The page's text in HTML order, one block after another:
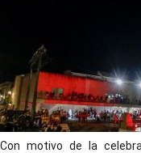
Con motivo de la